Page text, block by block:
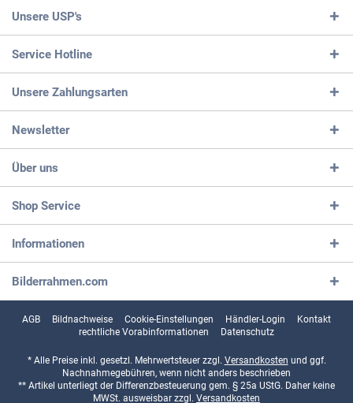
Unsere USP's
Service Hotline
Unsere Zahlungsarten
Newsletter
Über uns
Shop Service
Informationen
Bilderrahmen.com
AGB Bildnachweise Cookie-Einstellungen Händler-Login
Kontakt
rechtliche Vorabinformationen
Datenschutz
* Alle Preise inkl. gesetzl. Mehrwertsteuer zzgl. Versandkosten und ggf.
Nachnahmegebühren, wenn nicht anders beschrieben
** Artikel unterliegt der Differenzbesteuerung gem. § 25a UStG. Daher keine
MWSt. ausweisbar zzgl. Versandkosten